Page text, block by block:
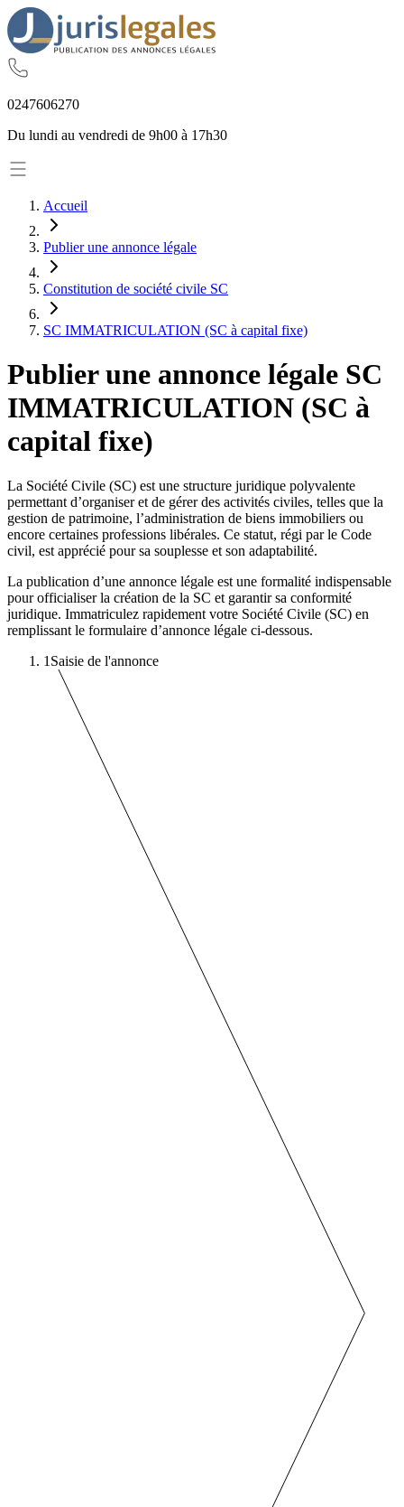
0247606270
Du lundi au vendredi de 9h00 à 17h30
Accueil
Publier une annonce légale
Constitution de société civile SC
SC IMMATRICULATION (SC à capital fixe)
Publier une annonce légale SC
IMMATRICULATION (SC à
capital fixe)
La Société Civile (SC) est une structure juridique polyvalente
permettant d’organiser et de gérer des activités civiles, telles que la
gestion de patrimoine, l’administration de biens immobiliers ou
encore certaines professions libérales. Ce statut, régi par le Code
civil, est apprécié pour sa souplesse et son adaptabilité.
La publication d’une annonce légale est une formalité indispensable
pour officialiser la création de la SC et garantir sa conformité
juridique. Immatriculez rapidement votre Société Civile (SC) en
remplissant le formulaire d’annonce légale ci-dessous.
1 Saisie de l'annonce